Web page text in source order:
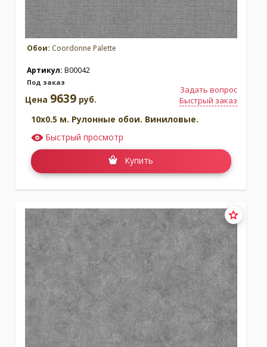
Обои: Coordonne Palette
Артикул: B00042
Под заказ
Задать вопрос
Быстрый заказ
Цена 9639 руб.
10x0.5 м. Рулонные обои. Виниловые.
Быстрый просмотр
Купить